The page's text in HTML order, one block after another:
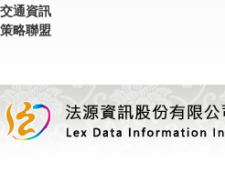
交通資訊
策略聯盟